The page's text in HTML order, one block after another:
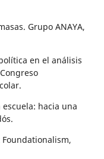
Grupo ANAYA,
en el análisis
escuela: hacia una